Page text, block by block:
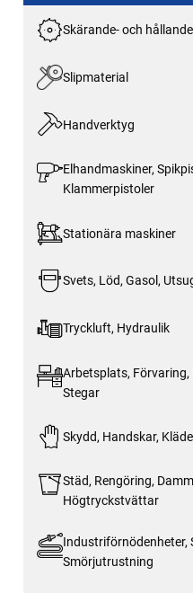
Skärande- och
Slipmaterial
Handverktyg
Elhandmaskiner,
Klammerpistoler
Stationära maskiner
Svets, Löd, Gasol,
Tryckluft, Hydraulik
Arbetsplats, Förvaring,
Stegar
Skydd, Handskar,
Städ, Rengöring,
Högtryckstvättar
Industriförnödenheter,
Smörjutrustning